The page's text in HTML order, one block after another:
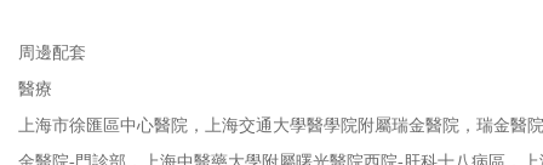
周邊配套
醫療
上海市徐匯區中心醫院，上海交通大學醫學院附屬瑞金醫院，瑞金醫